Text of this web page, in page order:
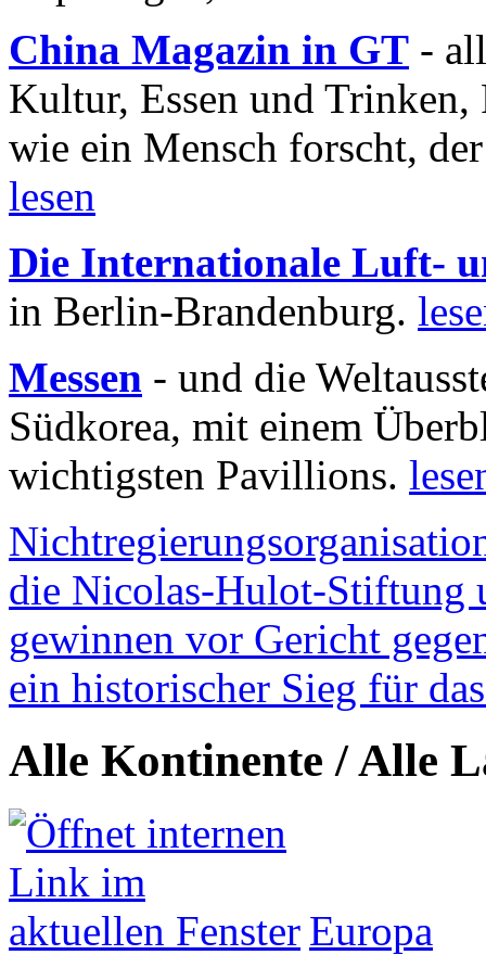
China Magazin in GT -
Kultur, Essen und
wie ein Mensch forscht,
lesen
Die Internationale Luft-
in Berlin-Brandenburg.
Messen - und die
Südkorea, mit einem
wichtigsten Pavillions.
die Nicolas-Hulot-Stiftung
gewinnen vor Gericht
ein historischer Sieg für
Alle Kontinente / Alle
Europa